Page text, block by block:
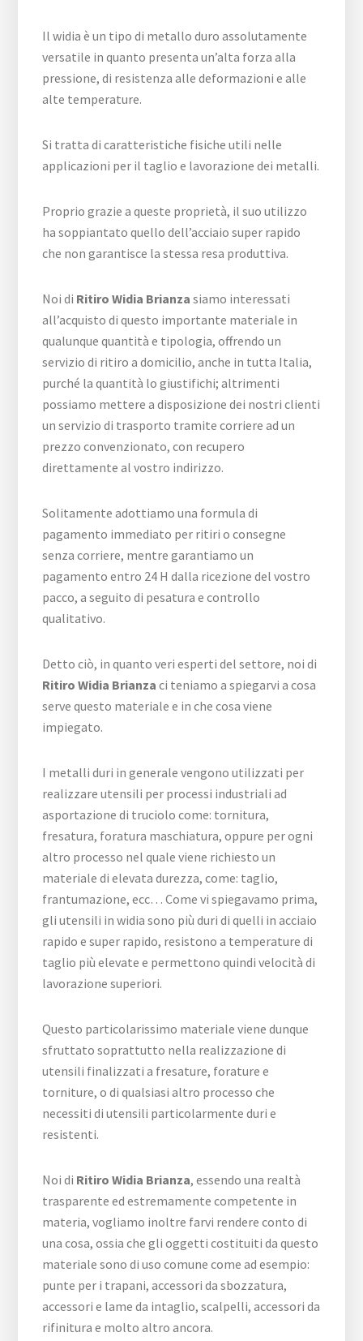
Il widia è un tipo di metallo duro assolutamente
versatile in quanto presenta un’alta forza alla
pressione, di resistenza alle deformazioni e alle
alte temperature.
Si tratta di caratteristiche fisiche utili nelle
applicazioni per il taglio e lavorazione dei metalli.
Proprio grazie a queste proprietà, il suo utilizzo
ha soppiantato quello dell’acciaio super rapido
che non garantisce la stessa resa produttiva.
Noi di Ritiro Widia Brianza siamo interessati
all’acquisto di questo importante materiale in
qualunque quantità e tipologia, offrendo un
servizio di ritiro a domicilio, anche in tutta Italia,
purché la quantità lo giustifichi; altrimenti
possiamo mettere a disposizione dei nostri clienti
un servizio di trasporto tramite corriere ad un
prezzo convenzionato, con recupero
direttamente al vostro indirizzo.
Solitamente adottiamo una formula di
pagamento immediato per ritiri o consegne
senza corriere, mentre garantiamo un
pagamento entro 24 H dalla ricezione del vostro
pacco, a seguito di pesatura e controllo
qualitativo.
Detto ciò, in quanto veri esperti del settore, noi di
Ritiro Widia Brianza ci teniamo a spiegarvi a cosa
serve questo materiale e in che cosa viene
impiegato.
I metalli duri in generale vengono utilizzati per
realizzare utensili per processi industriali ad
asportazione di truciolo come: tornitura,
fresatura, foratura maschiatura, oppure per ogni
altro processo nel quale viene richiesto un
materiale di elevata durezza, come: taglio,
frantumazione, ecc… Come vi spiegavamo prima,
gli utensili in widia sono più duri di quelli in acciaio
rapido e super rapido, resistono a temperature di
taglio più elevate e permettono quindi velocità di
lavorazione superiori.
Questo particolarissimo materiale viene dunque
sfruttato soprattutto nella realizzazione di
utensili finalizzati a fresature, forature e
torniture, o di qualsiasi altro processo che
necessiti di utensili particolarmente duri e
resistenti.
Noi di Ritiro Widia Brianza, essendo una realtà
trasparente ed estremamente competente in
materia, vogliamo inoltre farvi rendere conto di
una cosa, ossia che gli oggetti costituiti da questo
materiale sono di uso comune come ad esempio:
punte per i trapani, accessori da sbozzatura,
accessori e lame da intaglio, scalpelli, accessori da
rifinitura e molto altro ancora.